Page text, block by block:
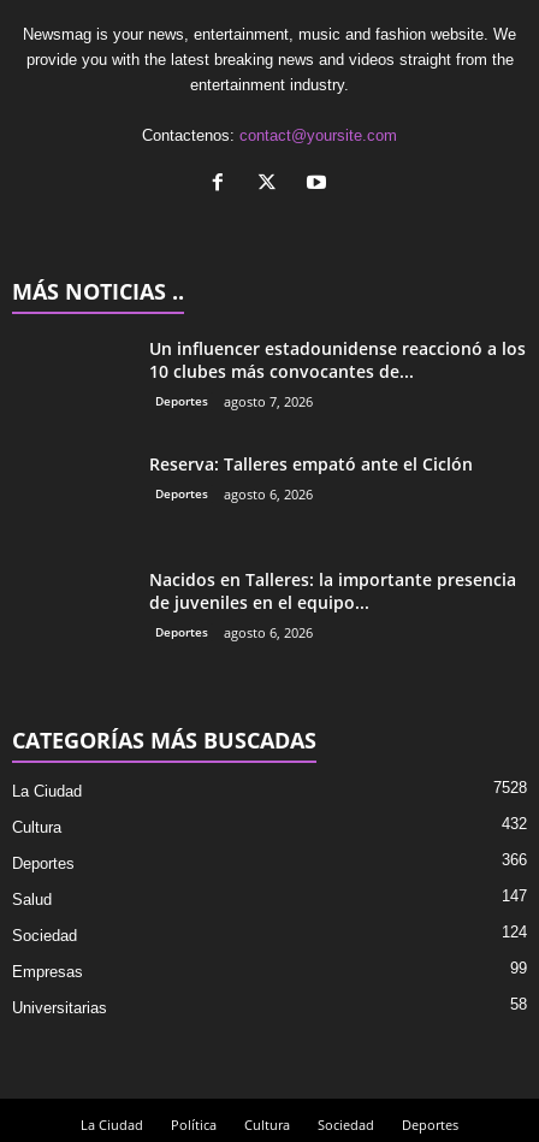
Newsmag is your news, entertainment, music and fashion website. We
provide you with the latest breaking news and videos straight from the
entertainment industry.
Contactenos: contact@yoursite.com
MÁS NOTICIAS ..
Un influencer estadounidense reaccionó a los
10 clubes más convocantes de...
Deportes agosto 7, 2026
Reserva: Talleres empató ante el Ciclón
Deportes agosto 6, 2026
Nacidos en Talleres: la importante presencia
de juveniles en el equipo...
Deportes agosto 6, 2026
CATEGORÍAS MÁS BUSCADAS
La Ciudad 7528
Cultura 432
Deportes 366
Salud 147
Sociedad 124
Empresas 99
Universitarias 58
La Ciudad Política Cultura Sociedad Deportes